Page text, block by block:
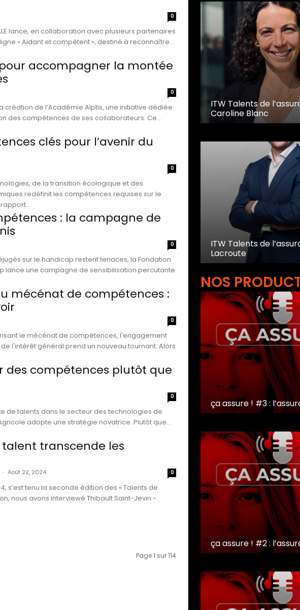
0
lance, en collaboration avec plusieurs partenaires
« Aidant et compétent », destiné à reconnaître...
accompagner la montée
0
création de l’Académie Alptis, une initiative dédiée
des compétences de ses collaborateurs. Ce...
clés pour l’avenir du
0
de la transition écologique et des
redéfinit les compétences requises sur le
le rapport...
: la campagne de
0
sur le handicap restent tenaces, la Fondation
lance une campagne de sensibilisation percutante
mécénat de compétences :
0
le mécénat de compétences, l'engagement
l'intérêt général prend un nouveau tournant. Alors
des compétences plutôt que
0
de talents dans le secteur des technologies de
l'information (IT), le Crédit Agricole adopte une stratégie novatrice. Plutôt que...
talent transcende les
- Août 22, 2024 0
s’est tenu la seconde édition des « Talents de
nous avons interviewé Thibault Saint-Jevin -
Page 1 sur 114
ITW Talents de
Caroline Blanc
ITW Talents de
Lacroute
NOS
ça assure ! #3 :
ça assure ! #2 :